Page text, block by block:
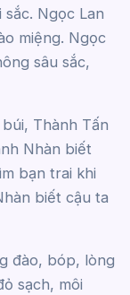
Ngọc Lan
miệng. Ngọc
sâu sắc,
Thành Tấn
Nhàn biết
bạn trai khi
biết cậu ta
đào, bóp, lòng
sạch, môi